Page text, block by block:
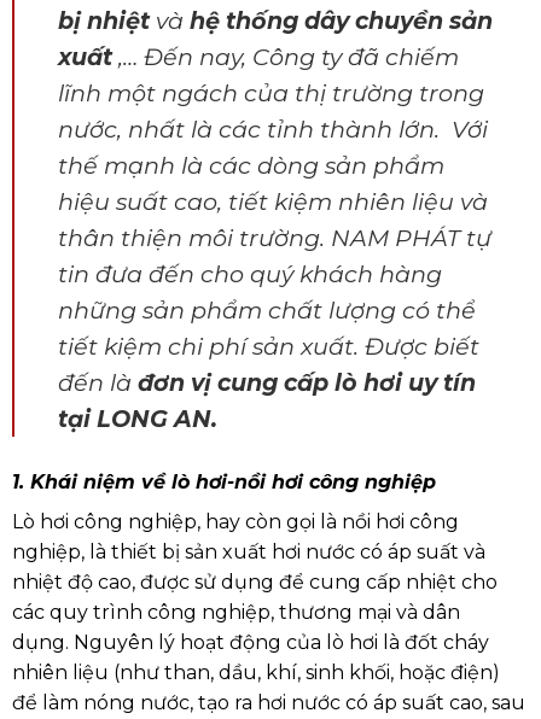
bị nhiệtvà hệ thống dây chuyền sản
xuất,… Đến nay, Công ty đã chiếm
lĩnh một ngách của thị trường trong
nước, nhất là các tỉnh thành lớn. Với
thế mạnh là các dòng sản phẩm
hiệu suất cao, tiết kiệm nhiên liệu và
thân thiện môi trường. NAM PHÁT tự
tin đưa đến cho quý khách hàng
những sản phẩm chất lượng có thể
tiết kiệm chi phí sản xuất. Được biết
đến là đơn vị cung cấp lò hơi uy tín
tại LONG AN.
1. Khái niệm về lò hơi-nồi hơi công nghiệp
Lò hơi công nghiệp, hay còn gọi là nồi hơi công
nghiệp,là thiết bị sản xuất hơi nước có áp suất và
nhiệt độ cao, được sử dụng để cung cấp nhiệt cho
các quy trình công nghiệp, thương mại và dân
dụng. Nguyên lý hoạt động của lò hơi là đốt cháy
nhiên liệu (như than, dầu, khí, sinh khối, hoặc điện)
để làm nóng nước, tạo ra hơi nước có áp suất cao, sau